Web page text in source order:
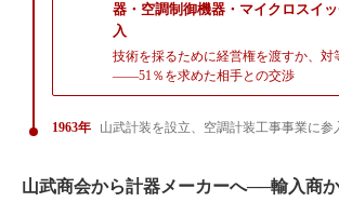
器・空調制御機器・マイクロスイ
入
技術を採るために経営権を渡すか、対
——51％を求めた相手との交渉
1963年 山武計装を設立、空調計装工事事業に参
山武商会から計器メーカーへ──輸入商